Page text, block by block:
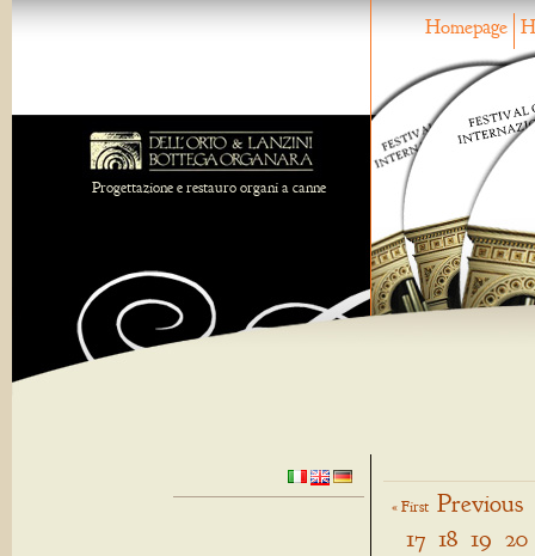
Homepage
Progettazione e restauro organi a canne
« First Previous
17 18 19 20